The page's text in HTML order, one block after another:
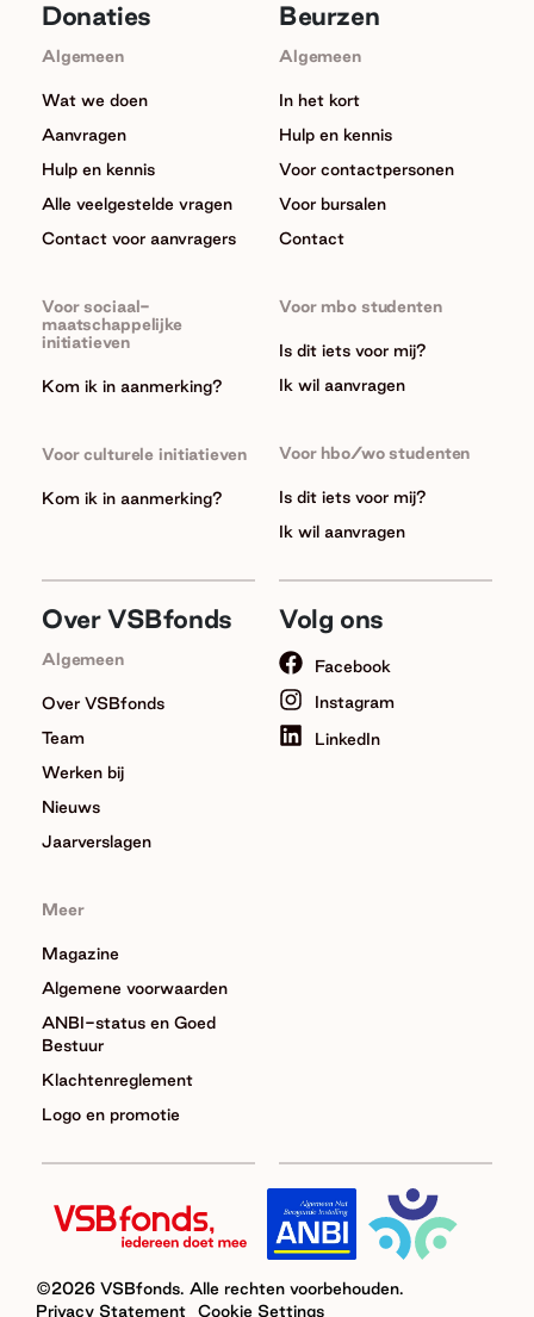
Donaties
Algemeen
Wat we doen
Aanvragen
Hulp en kennis
Alle veelgestelde vragen
Contact voor aanvragers
Voor sociaal-
maatschappelijke
initiatieven
Kom ik in aanmerking?
Voor culturele initiatieven
Kom ik in aanmerking?
Beurzen
Algemeen
In het kort
Hulp en kennis
Voor contactpersonen
Voor bursalen
Contact
Voor mbo studenten
Is dit iets voor mij?
Ik wil aanvragen
Voor hbo/wo studenten
Is dit iets voor mij?
Ik wil aanvragen
Over VSBfonds
Algemeen
Over VSBfonds
Team
Werken bij
Nieuws
Jaarverslagen
Meer
Magazine
Algemene voorwaarden
ANBI-status en Goed
Bestuur
Klachtenreglement
Logo en promotie
Volg ons
Facebook
Instagram
LinkedIn
©2026 VSBfonds. Alle rechten voorbehouden.
Privacy Statement
Cookie Settings